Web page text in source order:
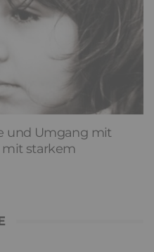
und Umgang mit
mit starkem